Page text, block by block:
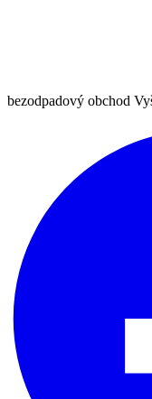
bezodpadový obchod